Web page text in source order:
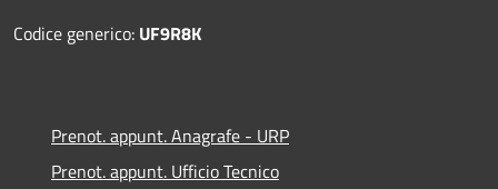
Codice generico: UF9R8K
Prenot. appunt. Anagrafe - URP
Prenot. appunt. Ufficio Tecnico